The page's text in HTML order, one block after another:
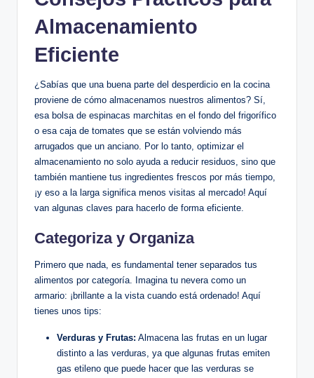
Almacenamiento
Eficiente
¿Sabías que una buena parte del desperdicio en la cocina
proviene de cómo almacenamos nuestros alimentos? Sí,
esa bolsa de espinacas marchitas en el fondo del frigorífico
o esa caja de tomates que se están volviendo más
arrugados que un anciano. Por lo tanto, optimizar el
almacenamiento no solo ayuda a reducir residuos, sino que
también mantiene tus ingredientes frescos por más tiempo,
¡y eso a la larga significa menos visitas al mercado! Aquí
van algunas claves para hacerlo de forma eficiente.
Categoriza y Organiza
Primero que nada, es fundamental tener separados tus
alimentos por categoría. Imagina tu nevera como un
armario: ¡brillante a la vista cuando está ordenado! Aquí
tienes unos tips:
Verduras y Frutas: Almacena las frutas en un lugar
distinto a las verduras, ya que algunas frutas emiten
gas etileno que puede hacer que las verduras se